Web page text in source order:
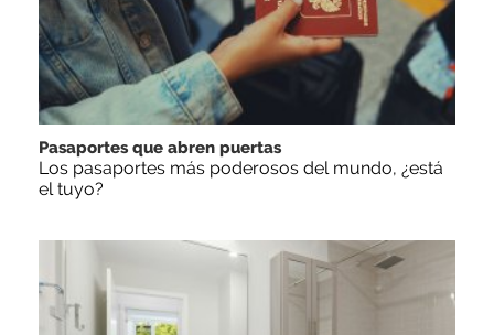
Pasaportes que abren puertas
Los pasaportes más poderosos del mundo, ¿está
el tuyo?